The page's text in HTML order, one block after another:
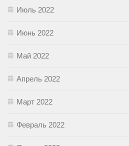
Июль 2022
Июнь 2022
Май 2022
Апрель 2022
Март 2022
Февраль 2022